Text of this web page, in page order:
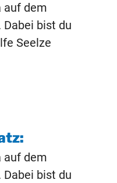
auf dem
bist du
Seelze
auf dem
bist du